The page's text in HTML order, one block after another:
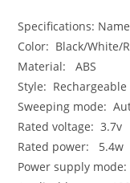
Specifications:
Color: Black/White/
Material: ABS
Style: Rechargeable
Sweeping mode:
Rated voltage: 3.7v
Rated power: 5.4w
Power supply mode: